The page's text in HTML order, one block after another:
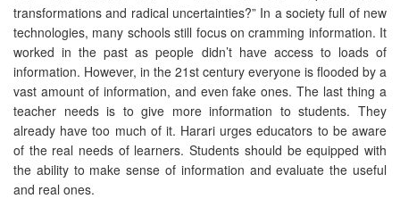
transformations and radical uncertainties?” In a society full of new
technologies, many schools still focus on cramming information. It
worked in the past as people didn’t have access to loads of
information. However, in the 21st century everyone is flooded by a
vast amount of information, and even fake ones. The last thing a
teacher needs is to give more information to students. They
already have too much of it. Harari urges educators to be aware
of the real needs of learners. Students should be equipped with
the ability to make sense of information and evaluate the useful
and real ones.